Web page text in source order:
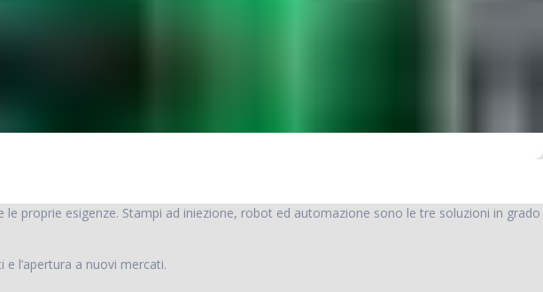
proprie esigenze. Stampi ad iniezione, robot ed automazione sono le tre soluzioni in grado
l’apertura a nuovi mercati.